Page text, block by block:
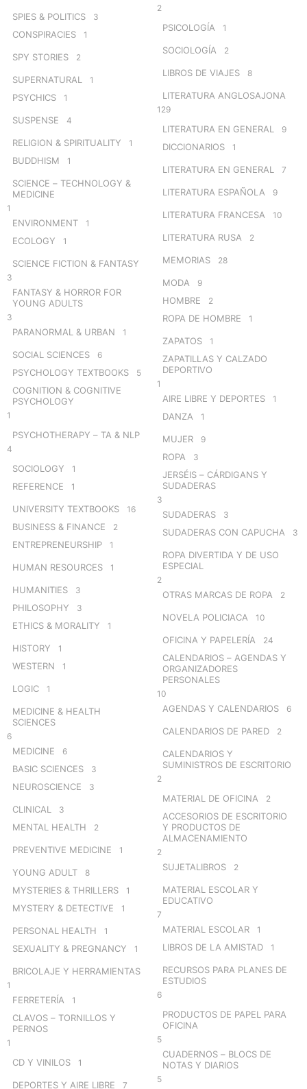
SPIES & POLITICS 3
CONSPIRACIES 1
SPY STORIES 2
SUPERNATURAL 1
PSYCHICS 1
SUSPENSE 4
RELIGION & SPIRITUALITY 1
BUDDHISM 1
SCIENCE – TECHNOLOGY &
MEDICINE
1
ENVIRONMENT 1
ECOLOGY 1
SCIENCE FICTION & FANTASY
3
FANTASY & HORROR FOR
YOUNG ADULTS
3
PARANORMAL & URBAN 1
SOCIAL SCIENCES 6
PSYCHOLOGY TEXTBOOKS 5
COGNITION & COGNITIVE
PSYCHOLOGY
1
PSYCHOTHERAPY – TA & NLP
4
SOCIOLOGY 1
REFERENCE 1
UNIVERSITY TEXTBOOKS 16
BUSINESS & FINANCE 2
ENTREPRENEURSHIP 1
HUMAN RESOURCES 1
HUMANITIES 3
PHILOSOPHY 3
ETHICS & MORALITY 1
HISTORY 1
WESTERN 1
LOGIC 1
MEDICINE & HEALTH
SCIENCES
6
MEDICINE 6
BASIC SCIENCES 3
NEUROSCIENCE 3
CLINICAL 3
MENTAL HEALTH 2
PREVENTIVE MEDICINE 1
YOUNG ADULT 8
MYSTERIES & THRILLERS 1
MYSTERY & DETECTIVE 1
PERSONAL HEALTH 1
SEXUALITY & PREGNANCY 1
BRICOLAJE Y HERRAMIENTAS
1
FERRETERÍA 1
CLAVOS – TORNILLOS Y
PERNOS
1
CD Y VINILOS 1
DEPORTES Y AIRE LIBRE 7
2
PSICOLOGÍA 1
SOCIOLOGÍA 2
LIBROS DE VIAJES 8
LITERATURA ANGLOSAJONA
129
LITERATURA EN GENERAL 9
DICCIONARIOS 1
LITERATURA EN GENERAL 7
LITERATURA ESPAÑOLA 9
LITERATURA FRANCESA 10
LITERATURA RUSA 2
MEMORIAS 28
MODA 9
HOMBRE 2
ROPA DE HOMBRE 1
ZAPATOS 1
ZAPATILLAS Y CALZADO
DEPORTIVO
1
AIRE LIBRE Y DEPORTES 1
DANZA 1
MUJER 9
ROPA 3
JERSÉIS – CÁRDIGANS Y
SUDADERAS
3
SUDADERAS 3
SUDADERAS CON CAPUCHA 3
ROPA DIVERTIDA Y DE USO
ESPECIAL
2
OTRAS MARCAS DE ROPA 2
NOVELA POLICIACA 10
OFICINA Y PAPELERÍA 24
CALENDARIOS – AGENDAS Y
ORGANIZADORES
PERSONALES
10
AGENDAS Y CALENDARIOS 6
CALENDARIOS DE PARED 2
CALENDARIOS Y
SUMINISTROS DE ESCRITORIO
2
MATERIAL DE OFICINA 2
ACCESORIOS DE ESCRITORIO
Y PRODUCTOS DE
ALMACENAMIENTO
2
SUJETALIBROS 2
MATERIAL ESCOLAR Y
EDUCATIVO
7
MATERIAL ESCOLAR 1
LIBROS DE LA AMISTAD 1
RECURSOS PARA PLANES DE
ESTUDIOS
6
PRODUCTOS DE PAPEL PARA
OFICINA
5
CUADERNOS – BLOCS DE
NOTAS Y DIARIOS
5